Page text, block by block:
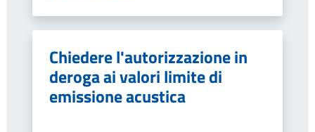
Chiedere l'autorizzazione in
deroga ai valori limite di
emissione acustica